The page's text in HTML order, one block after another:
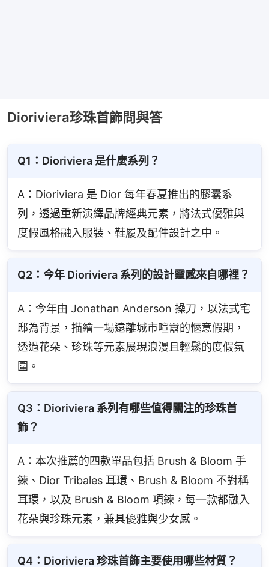
Dioriviera珍珠首飾問與答
Q1：Dioriviera 是什麼系列？
A：Dioriviera 是 Dior 每年春夏推出的膠囊系
列，透過重新演繹品牌經典元素，將法式優雅與
度假風格融入服裝、鞋履及配件設計之中。
Q2：今年 Dioriviera 系列的設計靈感來自哪裡？
A：今年由 Jonathan Anderson 操刀，以法式宅
邸為背景，描繪一場遠離城市喧囂的愜意假期，
透過花朵、珍珠等元素展現浪漫且輕鬆的度假氛
圍。
Q3：Dioriviera 系列有哪些值得關注的珍珠首
飾？
A：本次推薦的四款單品包括 Brush & Bloom 手
鍊、Dior Tribales 耳環、Brush & Bloom 不對稱
耳環，以及 Brush & Bloom 項鍊，每一款都融入
花朵與珍珠元素，兼具優雅與少女感。
Q4：Dioriviera 珍珠首飾主要使用哪些材質？